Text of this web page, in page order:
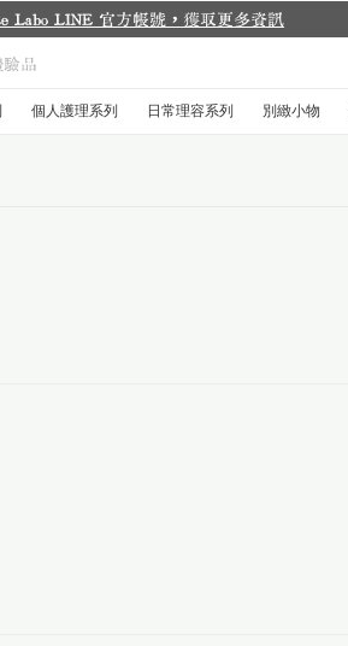
個人護理系列 日常理容系列 別緻小物